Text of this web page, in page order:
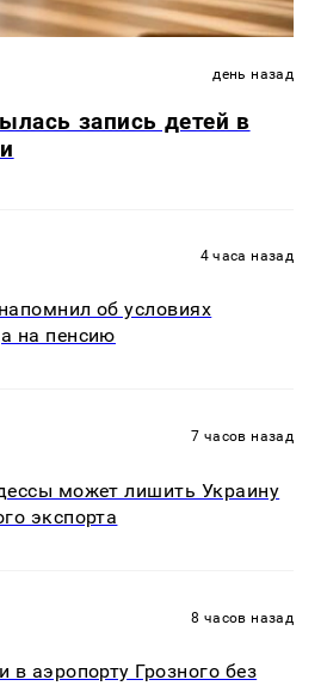
день назад
запись детей в
4 часа назад
об условиях
на пенсию
7 часов назад
может лишить Украину
экспорта
8 часов назад
в аэропорту Грозного без